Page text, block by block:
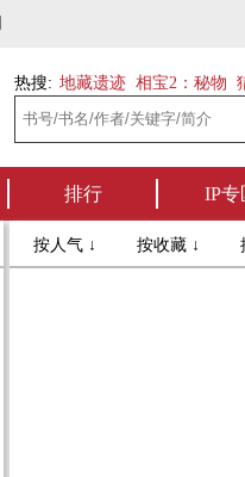
热搜: 地藏遗迹 相宝2：秘物
排行 IP专
按人气 ↓ 按收藏 ↓